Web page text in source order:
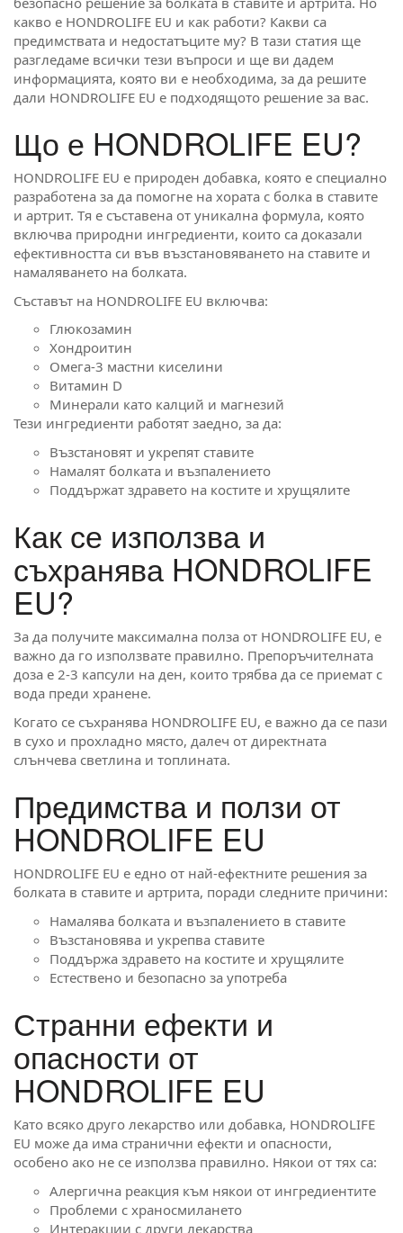
какво е HONDROLIFE EU и как работи? Какви са
предимствата и недостатъците му? В тази статия ще
разгледаме всички тези въпроси и ще ви дадем
информацията, която ви е необходима, за да решите
дали HONDROLIFE EU е подходящото решение за вас.
Що е HONDROLIFE EU?
HONDROLIFE EU е природен добавка, която е специално
разработена за да помогне на хората с болка в ставите
и артрит. Тя е съставена от уникална формула, която
включва природни ингредиенти, които са доказали
ефективността си във възстановяването на ставите и
намаляването на болката.
Съставът на HONDROLIFE EU включва:
Глюкозамин
Хондроитин
Омега-3 мастни киселини
Витамин D
Минерали като калций и магнезий
Тези ингредиенти работят заедно, за да:
Възстановят и укрепят ставите
Намалят болката и възпалението
Поддържат здравето на костите и хрущялите
Как се използва и
съхранява HONDROLIFE
EU?
За да получите максимална полза от HONDROLIFE EU, е
важно да го използвате правилно. Препоръчителната
доза е 2-3 капсули на ден, които трябва да се приемат с
вода преди хранене.
Когато се съхранява HONDROLIFE EU, е важно да се пази
в сухо и прохладно място, далеч от директната
слънчева светлина и топлината.
Предимства и ползи от
HONDROLIFE EU
HONDROLIFE EU е едно от най-ефектните решения за
болката в ставите и артрита, поради следните причини:
Намалява болката и възпалението в ставите
Възстановява и укрепва ставите
Поддържа здравето на костите и хрущялите
Естествено и безопасно за употреба
Странни ефекти и
опасности от
HONDROLIFE EU
Като всяко друго лекарство или добавка, HONDROLIFE
EU може да има странични ефекти и опасности,
особено ако не се използва правилно. Някои от тях са:
Алергична реакция към някои от ингредиентите
Проблеми с храносмилането
Интеракции с други лекарства